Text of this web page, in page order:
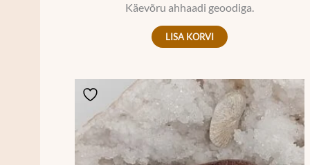
Käevõru ahhaadi geoodiga.
LISA KORVI